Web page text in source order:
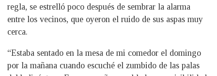
regla, se estrelló poco después de sembrar la alarma
entre los vecinos, que oyeron el ruido de sus aspas muy
cerca.
“Estaba sentado en la mesa de mi comedor el domingo
por la mañana cuando escuché el zumbido de las palas